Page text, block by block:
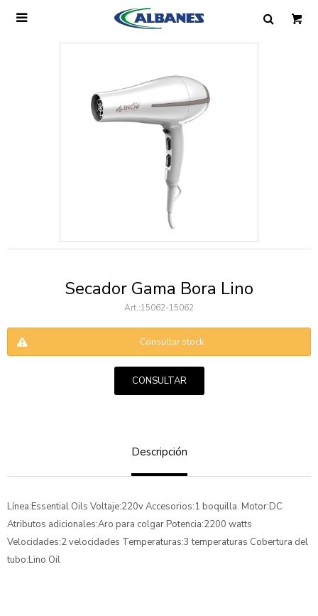

Secador Gama Bora Lino
15062-15062
Consultar stock
CONSULTAR
Descripción
Línea:Essential Oils Voltaje:220v Accesorios:1 boquilla. Motor:DC
Atributos adicionales:Aro para colgar Potencia:2200 watts
Velocidades:2 velocidades Temperaturas:3 temperaturas Cobertura del
tubo:Lino Oil